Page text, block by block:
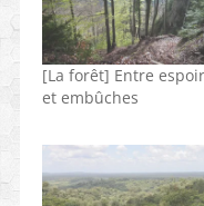
[La forêt] Entre
et embûches